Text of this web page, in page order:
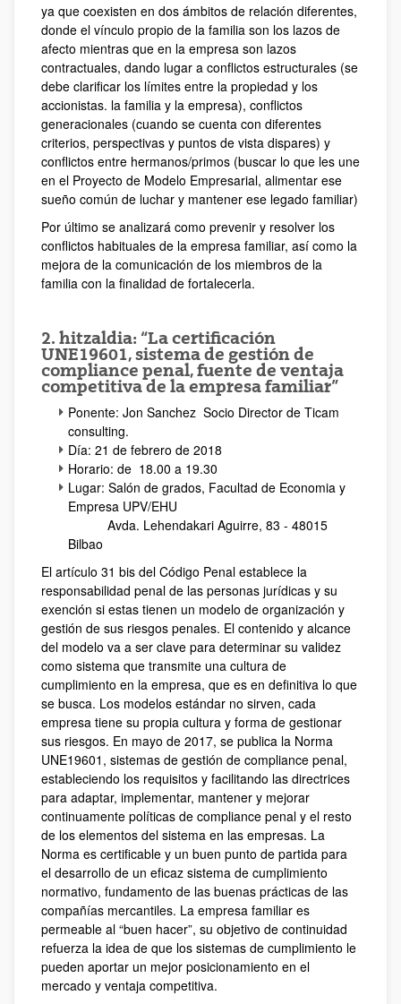
ya que coexisten en dos ámbitos de relación diferentes,
donde el vínculo propio de la familia son los lazos de
afecto mientras que en la empresa son lazos
contractuales, dando lugar a conflictos estructurales (se
debe clarificar los límites entre la propiedad y los
accionistas. la familia y la empresa), conflictos
generacionales (cuando se cuenta con diferentes
criterios, perspectivas y puntos de vista dispares) y
conflictos entre hermanos/primos (buscar lo que les une
en el Proyecto de Modelo Empresarial, alimentar ese
sueño común de luchar y mantener ese legado familiar)
Por último se analizará como prevenir y resolver los
conflictos habituales de la empresa familiar, así como la
mejora de la comunicación de los miembros de la
familia con la finalidad de fortalecerla.
2. hitzaldia: “La certificación
UNE19601, sistema de gestión de
compliance penal, fuente de ventaja
competitiva de la empresa familiar”
Ponente: Jon Sanchez Socio Director de Ticam
consulting.
Día: 21 de febrero de 2018
Horario: de 18.00 a 19.30
Lugar: Salón de grados, Facultad de Economia y
Empresa UPV/EHU
Avda. Lehendakari Aguirre, 83 - 48015
Bilbao
El artículo 31 bis del Código Penal establece la
responsabilidad penal de las personas jurídicas y su
exención si estas tienen un modelo de organización y
gestión de sus riesgos penales. El contenido y alcance
del modelo va a ser clave para determinar su validez
como sistema que transmite una cultura de
cumplimiento en la empresa, que es en definitiva lo que
se busca. Los modelos estándar no sirven, cada
empresa tiene su propia cultura y forma de gestionar
sus riesgos. En mayo de 2017, se publica la Norma
UNE19601, sistemas de gestión de compliance penal,
estableciendo los requisitos y facilitando las directrices
para adaptar, implementar, mantener y mejorar
continuamente políticas de compliance penal y el resto
de los elementos del sistema en las empresas. La
Norma es certificable y un buen punto de partida para
el desarrollo de un eficaz sistema de cumplimiento
normativo, fundamento de las buenas prácticas de las
compañías mercantiles. La empresa familiar es
permeable al “buen hacer”, su objetivo de continuidad
refuerza la idea de que los sistemas de cumplimiento le
pueden aportar un mejor posicionamiento en el
mercado y ventaja competitiva.